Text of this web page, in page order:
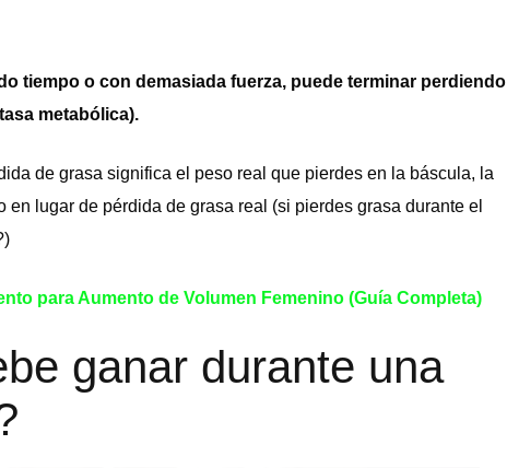
tiempo o con demasiada fuerza, puede terminar perdiendo
metabólica).
de grasa significa el peso real que pierdes en la báscula, la
lugar de pérdida de grasa real (si pierdes grasa durante el
para Aumento de Volumen Femenino (Guía Completa)
ganar durante una